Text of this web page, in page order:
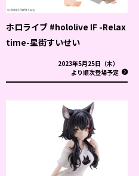
ホロライブ #hololive IF -Relax
time-星街すいせい
2023年5月25日（木）
より順次登場予定